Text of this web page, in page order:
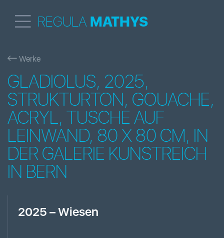
REGULA MATHYS
Werke
GLADIOLUS, 2025,
STRUKTURTON, GOUACHE,
ACRYL, TUSCHE AUF
LEINWAND, 80 X 80 CM, IN
DER GALERIE KUNSTREICH
IN BERN
2025 –Wiesen